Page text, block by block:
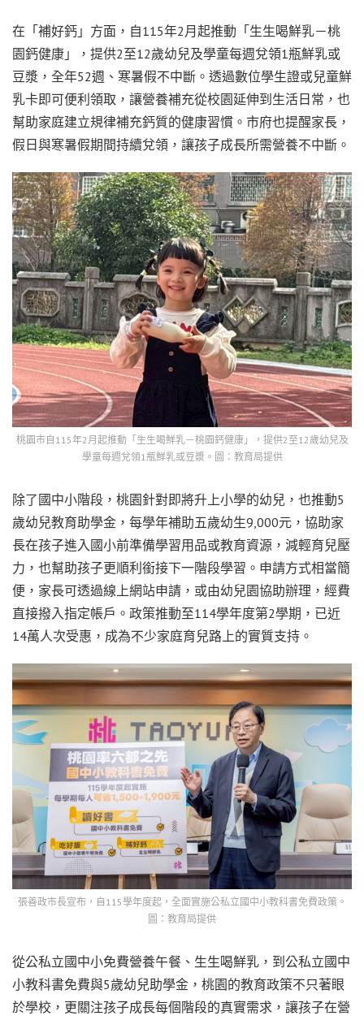
在「補好鈣」方面，自115年2月起推動「生生喝鮮乳－桃
園鈣健康」，提供2至12歲幼兒及學童每週兌領1瓶鮮乳或
豆漿，全年52週、寒暑假不中斷。透過數位學生證或兒童鮮
乳卡即可便利領取，讓營養補充從校園延伸到生活日常，也
幫助家庭建立規律補充鈣質的健康習慣。市府也提醒家長，
假日與寒暑假期間持續兌領，讓孩子成長所需營養不中斷。
桃園市自115年2月起推動「生生喝鮮乳－桃園鈣健康」，提供2至12歲幼兒及
學童每週兌領1瓶鮮乳或豆漿。圖：教育局提供
除了國中小階段，桃園針對即將升上小學的幼兒，也推動5
歲幼兒教育助學金，每學年補助五歲幼生9,000元，協助家
長在孩子進入國小前準備學習用品或教育資源，減輕育兒壓
力，也幫助孩子更順利銜接下一階段學習。申請方式相當簡
便，家長可透過線上網站申請，或由幼兒園協助辦理，經費
直接撥入指定帳戶。政策推動至114學年度第2學期，已近
14萬人次受惠，成為不少家庭育兒路上的實質支持。
張善政市長宣布，自115學年度起，全面實施公私立國中小教科書免費政策。
圖：教育局提供
從公私立國中小免費營養午餐、生生喝鮮乳，到公私立國中
小教科書免費與5歲幼兒助學金，桃園的教育政策不只著眼
於學校，更關注孩子成長每個階段的真實需求，讓孩子在營